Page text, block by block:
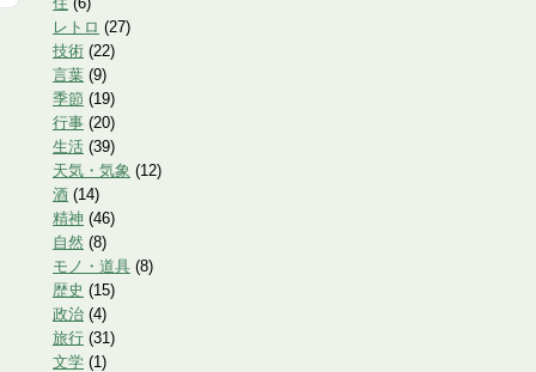
レトロ (27)
技術 (22)
言葉 (9)
季節 (19)
行事 (20)
生活 (39)
天気・気象 (12)
酒 (14)
精神 (46)
自然 (8)
モノ・道具 (8)
歴史 (15)
政治 (4)
旅行 (31 )
文学 (1 )